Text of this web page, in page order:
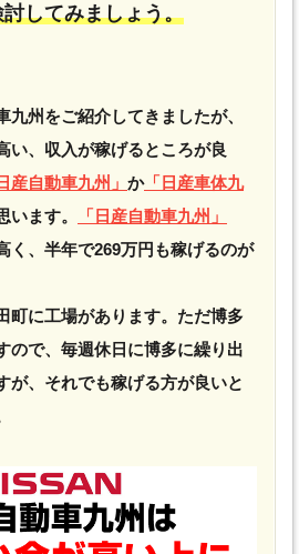
してみましょう。
九州をご紹介してきましたが、
い、収入が稼げるところが良
産自動車九州」 か「日産車体九
います。
「日産自動車九州」
く、半年で269万円も稼げるのが
町に工場があります。ただ博多
ので、毎週休日に博多に繰り出
が、それでも稼げる方が良いと